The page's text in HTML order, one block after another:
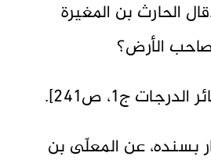
الحارث بن المغيرة
الأرض؟
ج1، ص241].
بسنده، عن المعلّى بن